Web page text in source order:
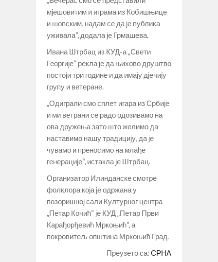
мјешовитим и играма из Кобишњице
и шопским, надам се да је публика
уживала“, додала је Грмашева.
Ивана Штрбац из КУД-а „Свети
Георгије“ рекла је да њихово друштво
постоји три године и да имају дјечију
групу и ветеране.
„Одиграли смо сплет игара из Србије
и ми ветрани се радо одозивамо на
ова дружења зато што желимо да
наставимо нашу традицију, да је
чувамо и преносимо на млађе
генерације“, истакла је Штрбац.
Организатор Илинданске смотре
фолклора која је одржана у
позоришној сали Културног центра
„Петар Кочић“ је КУД „Петар Први
Карађорђевић Мркоњић“, а
покровитељ општина Мркоњић Град.
Преузето са: СРНА